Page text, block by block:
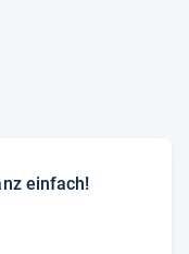
ein­fach!